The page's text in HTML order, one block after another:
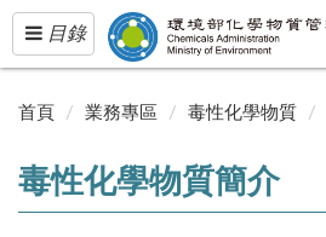
Toggle
navigation
目錄
首頁 業務專區 毒性化學物質
毒性化學物質簡介